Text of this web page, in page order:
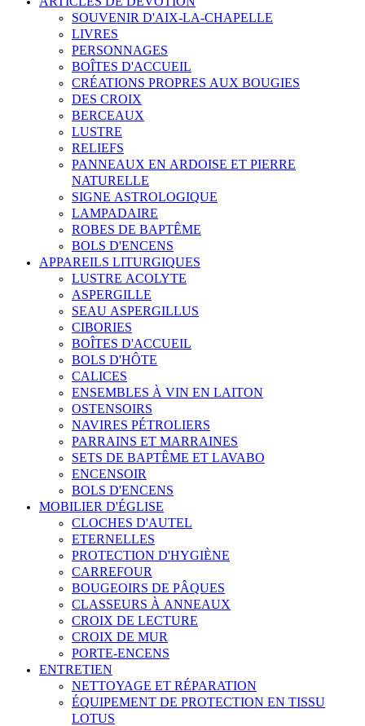
SOUVENIR D'AIX-LA-CHAPELLE
LIVRES
PERSONNAGES
BOÎTES D'ACCUEIL
CRÉATIONS PROPRES AUX BOUGIES
DES CROIX
BERCEAUX
LUSTRE
RELIEFS
PANNEAUX EN ARDOISE ET PIERRE
NATURELLE
SIGNE ASTROLOGIQUE
LAMPADAIRE
ROBES DE BAPTÊME
BOLS D'ENCENS
APPAREILS LITURGIQUES
LUSTRE ACOLYTE
ASPERGILLE
SEAU ASPERGILLUS
CIBORIES
BOÎTES D'ACCUEIL
BOLS D'HÔTE
CALICES
ENSEMBLES À VIN EN LAITON
OSTENSOIRS
NAVIRES PÉTROLIERS
PARRAINS ET MARRAINES
SETS DE BAPTÊME ET LAVABO
ENCENSOIR
BOLS D'ENCENS
MOBILIER D'ÉGLISE
CLOCHES D'AUTEL
ETERNELLES
PROTECTION D'HYGIÈNE
CARREFOUR
BOUGEOIRS DE PÂQUES
CLASSEURS À ANNEAUX
CROIX DE LECTURE
CROIX DE MUR
PORTE-ENCENS
ENTRETIEN
NETTOYAGE ET RÉPARATION
ÉQUIPEMENT DE PROTECTION EN TISSU
LOTUS